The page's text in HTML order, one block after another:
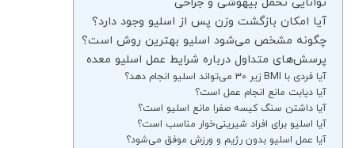
آیا امکان بازگشت وزن پس از اسلیو وجود دارد؟
چگونه مشخص می‌شود اسلیو بهترین روش است؟
پرسش‌های متداول درباره شرایط عمل اسلیو معده
آیا فردی با BMI زیر ۳۰ می‌تواند اسلیو انجام دهد؟
آیا دیابت مانع انجام عمل است؟
آیا داشتن سنگ کیسه صفرا مانع اسلیو است؟
آیا اسلیو برای افراد شیرینی‌خوار مناسب است؟
آیا عمل اسلیو بدون رژیم و ورزش موفق می‌شود؟